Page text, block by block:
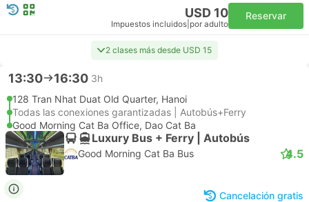
USD 10
Impuestos incluidos por adulto
Reservar
2 clases más desde USD 15
13:30 16:30 3h
128 Tran Nhat Duat Old Quarter, Hanoi
Todas las conexiones garantizadas | Autobús+Ferry
Good Morning Cat Ba Office, Dao Cat Ba
Luxury Bus + Ferry | Autobús
Good Morning Cat Ba Bus 4.5
Cancelación gratis